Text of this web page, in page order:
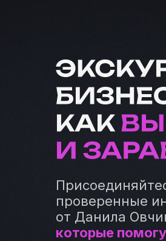
проверенные
от Данила
которые